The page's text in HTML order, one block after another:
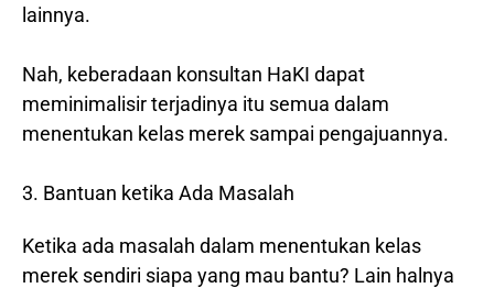
lainnya.
Nah, keberadaan konsultan HaKI dapat
meminimalisir terjadinya itu semua dalam
menentukan kelas merek sampai pengajuannya.
3. Bantuan ketika Ada Masalah
Ketika ada masalah dalam menentukan kelas
merek sendiri siapa yang mau bantu? Lain halnya